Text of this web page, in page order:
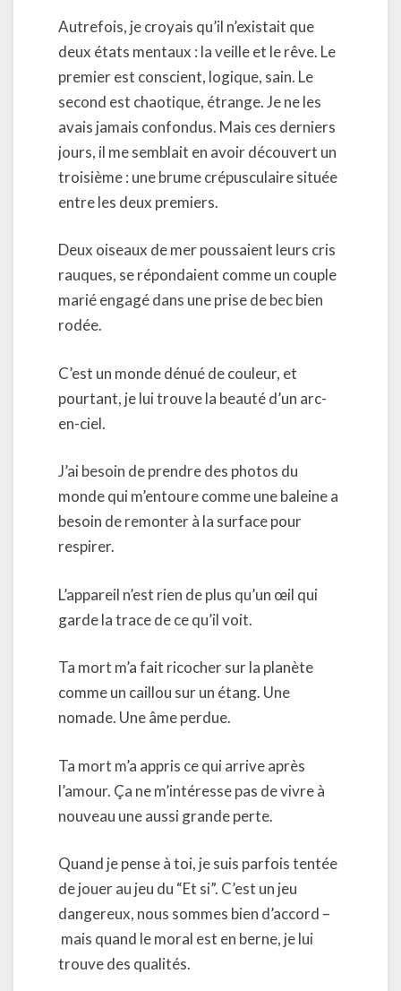
Autrefois, je croyais qu’il n’existait que
deux états mentaux : la veille et le rêve. Le
premier est conscient, logique, sain. Le
second est chaotique, étrange. Je ne les
avais jamais confondus. Mais ces derniers
jours, il me semblait en avoir découvert un
troisième : une brume crépusculaire située
entre les deux premiers.
Deux oiseaux de mer poussaient leurs cris
rauques, se répondaient comme un couple
marié engagé dans une prise de bec bien
rodée.
C’est un monde dénué de couleur, et
pourtant, je lui trouve la beauté d’un arc-
en-ciel.
J’ai besoin de prendre des photos du
monde qui m’entoure comme une baleine a
besoin de remonter à la surface pour
respirer.
L’appareil n’est rien de plus qu’un œil qui
garde la trace de ce qu’il voit.
Ta mort m’a fait ricocher sur la planète
comme un caillou sur un étang. Une
nomade. Une âme perdue.
Ta mort m’a appris ce qui arrive après
l’amour. Ça ne m’intéresse pas de vivre à
nouveau une aussi grande perte.
Quand je pense à toi, je suis parfois tentée
de jouer au jeu du “Et si”. C’est un jeu
dangereux, nous sommes bien d’accord –
mais quand le moral est en berne, je lui
trouve des qualités.